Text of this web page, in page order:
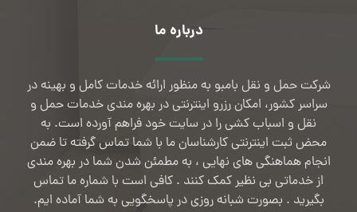
درباره ما
شرکت حمل و نقل بامبو به منظور ارائه خدمات کامل و بهینه در
سراسر کشور، امکان رزرو اینترنتی در بهره مندی خدمات حمل و
نقل و اسباب کشی را در سایت خود فراهم آورده است. به
محض ثبت اینترنتی کارشناسان ما با شما تماس گرفته تا ضمن
انجام هماهنگی های نهایی ، به مطمئن شدن شما در بهره مندی
از خدماتی بی نظیر کمک کنند . کافی است با شماره ما تماس
بگیرید . بصورت شبانه روزی در پاسخگویی به شما آماده ایم.